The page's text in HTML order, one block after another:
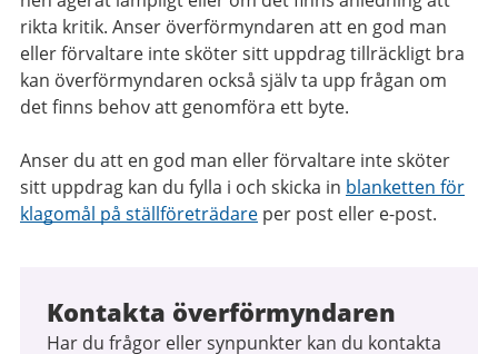
rikta kritik. Anser överförmyndaren att en god man
eller förvaltare inte sköter sitt uppdrag tillräckligt bra
kan överförmyndaren också själv ta upp frågan om
det finns behov att genomföra ett byte.
Anser du att en god man eller förvaltare inte sköter
sitt uppdrag kan du fylla i och skicka in blanketten för
klagomål på ställföreträdare per post eller e-post.
Kontakta överförmyndaren
Har du frågor eller synpunkter kan du kontakta